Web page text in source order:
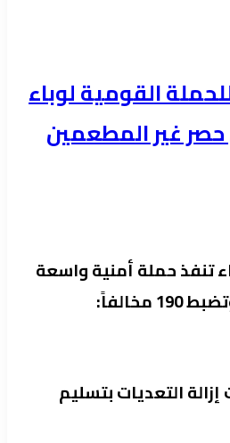
القومية لوباء
حصر غير المطعمين
تنفذ حملة أمنية واسعة
مخالفاً:
التعديات بتسليم